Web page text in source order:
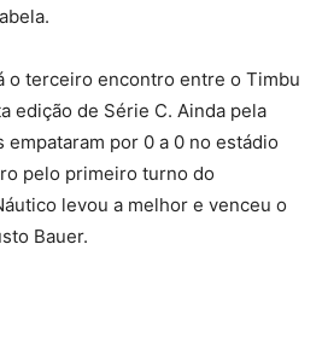
o terceiro encontro entre o Timbu
edição de Série C. Ainda pela
por 0 a 0 no estádio
pelo primeiro turno do
levou a melhor e venceu o
Bauer.